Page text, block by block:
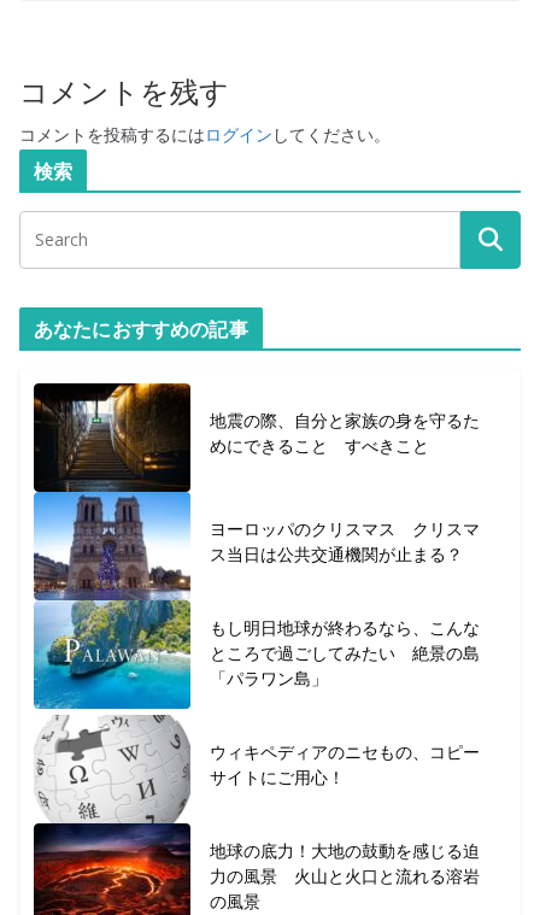
コメントを残す
コメントを投稿するにはログイン してください。
検索
あなたにおすすめの記事
地震の際、自分と家族の身を守るた
めにできること すべきこと
ヨーロッパのクリスマス クリスマ
ス当日は公共交通機関が止まる？
もし明日地球が終わるなら、こんな
ところで過ごしてみたい 絶景の島
「パラワン島」
ウィキペディアのニセもの、コピー
サイトにご用心！
地球の底力！大地の鼓動を感じる迫
力の風景 火山と火口と流れる溶岩
の風景